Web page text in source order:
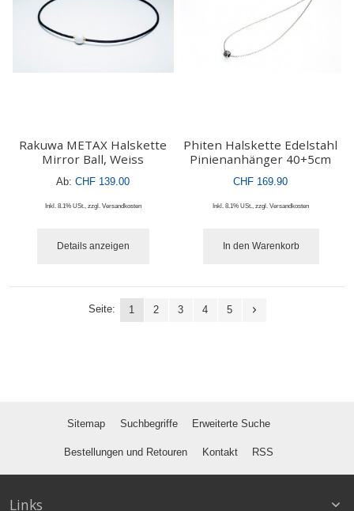
Rakuwa METAX Halskette
Mirror Ball, Weiss
Ab: CHF 139.00
Inkl. 8.1% USt., zzgl. Versandkosten
Details anzeigen
Phiten Halskette Edelstahl
Pinienanhänger 40+5cm
CHF 169.90
Inkl. 8.1% USt., zzgl. Versandkosten
In den Warenkorb
Seite: 1 2 3 4 5
Sitemap Suchbegriffe Erweiterte Suche
Bestellungen und Retouren Kontakt RSS
Links